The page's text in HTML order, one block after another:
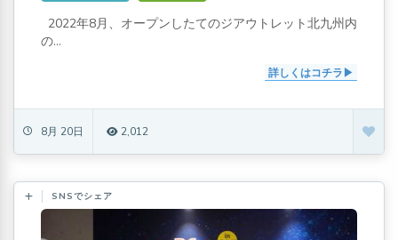
2022年8月、オープンしたてのジアウトレット北九州内
の...
詳しくはコチラ
8月 20日 2,012
SNSでシェア